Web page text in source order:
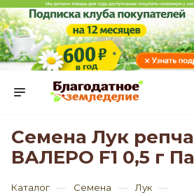
Семена Лук
ВАЛЕРО F1 0,5 г
Каталог — Семена — Лук —